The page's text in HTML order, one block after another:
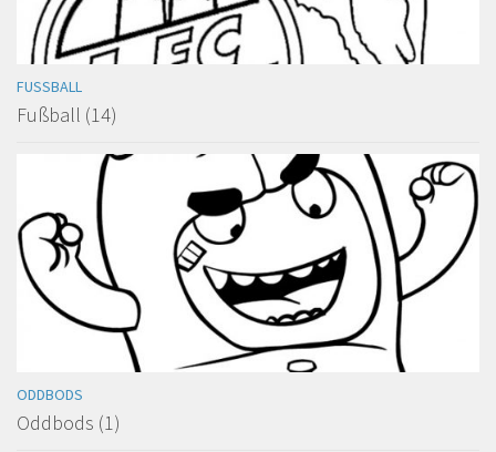
FUSSBALL
Fußball (14)
ODDBODS
Oddbods (1)